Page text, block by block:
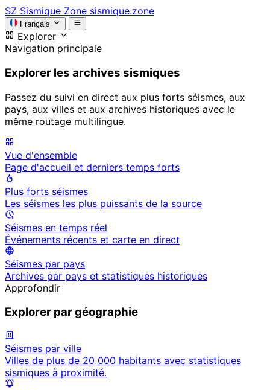
SZ Sismique Zone sismique.zone
Français
Explorer
Navigation principale
Explorer les archives sismiques
Passez du suivi en direct aux plus forts séismes, aux
pays, aux villes et aux archives historiques avec le
même routage multilingue.
Vue d'ensemble
Page d'accueil et derniers temps forts
Plus forts séismes
Les séismes les plus puissants de la source
Séismes en temps réel
Événements récents et carte en direct
Séismes par pays
Archives par pays et statistiques historiques
Approfondir
Explorer par géographie
Séismes par ville
Villes de plus de 20 000 habitants avec statistiques
sismiques à proximité.